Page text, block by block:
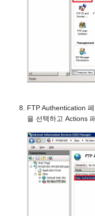
FTP Authentication
을 선택하고 Actions